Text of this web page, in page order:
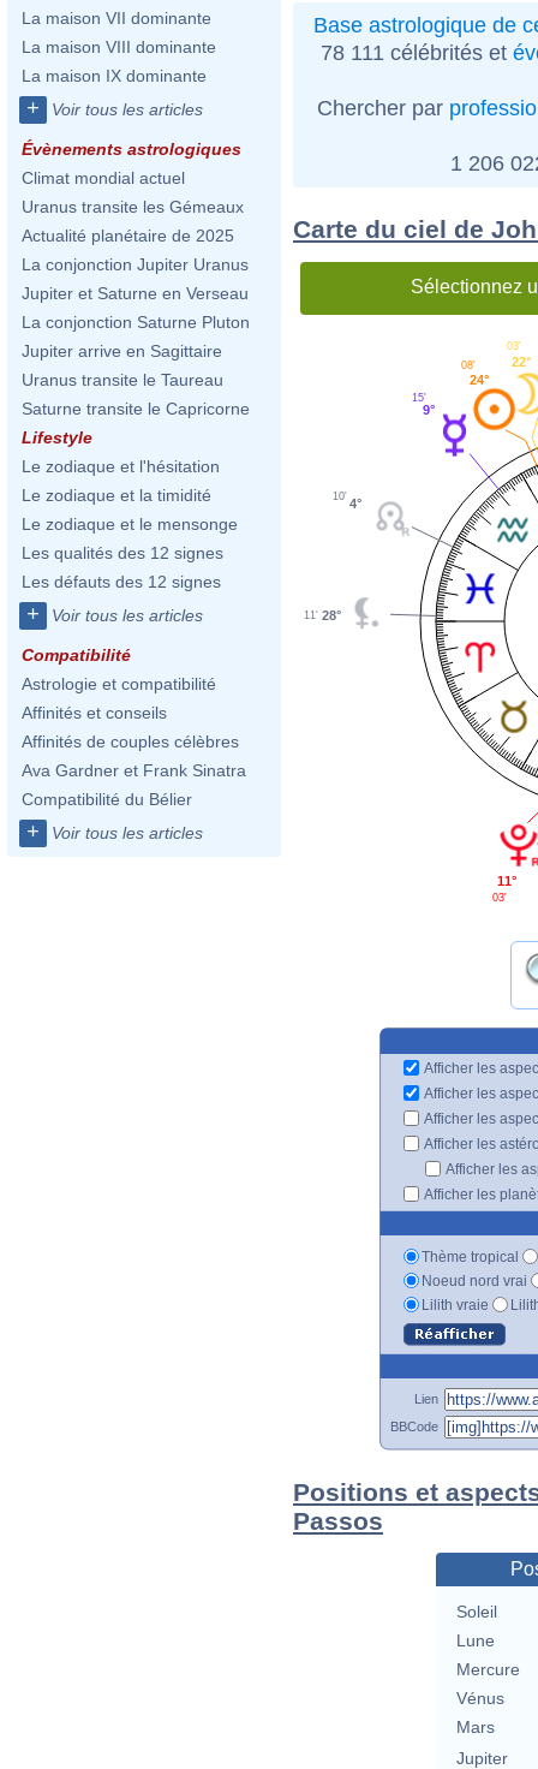
La maison VII dominante
La maison VIII dominante
La maison IX dominante
+ Voir tous les articles
Évènements astrologiques
Climat mondial actuel
Uranus transite les Gémeaux
Actualité planétaire de 2025
La conjonction Jupiter Uranus
Jupiter et Saturne en Verseau
La conjonction Saturne Pluton
Jupiter arrive en Sagittaire
Uranus transite le Taureau
Saturne transite le Capricorne
Lifestyle
Le zodiaque et l'hésitation
Le zodiaque et la timidité
Le zodiaque et le mensonge
Les qualités des 12 signes
Les défauts des 12 signes
+ Voir tous les articles
Compatibilité
Astrologie et compatibilité
Affinités et conseils
Affinités de couples célèbres
Ava Gardner et Frank Sinatra
Compatibilité du Bélier
+ Voir tous les articles
Base astrologique de
78 111 célébrités et
Chercher par
1 206
Carte du ciel de
Sélectionnez
22°
03'
24°
08'
9°
15'
4°
10'
28°
11'
11°
03'
Afficher les
Afficher les
Afficher les
Afficher les
Afficher les
Afficher les
Thème tropical
Noeud nord vrai
Lilith vraie
Lien
BBCode
Positions et
Passos
Soleil
Lune
Mercure
Vénus
Mars
Jupiter